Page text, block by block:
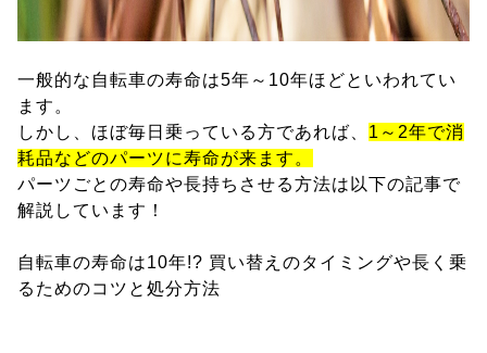
一般的な自転車の寿命は5年～10年ほどといわれてい
ます。
しかし、ほぼ毎日乗っている方であれば、 1～2年で消
耗品などのパーツに寿命が来ます。
パーツごとの寿命や長持ちさせる方法は以下の記事で
解説しています！
自転車の寿命は10年!? 買い替えのタイミングや長く乗
るためのコツと処分方法